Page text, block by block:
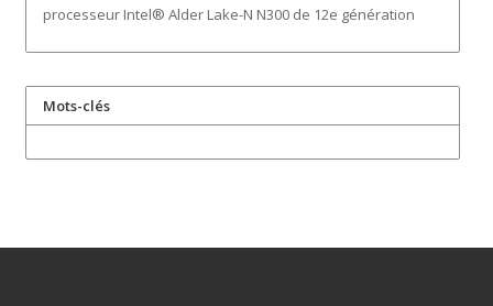
processeur Intel® Alder Lake-N N300 de 12e génération
Mots-clés